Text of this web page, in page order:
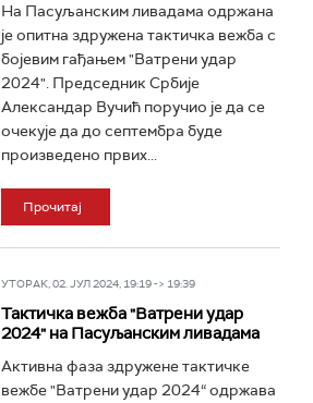
На Пасуљанским ливадама одржана
је опитна здружена тактичка вежба с
бојевим гађањем "Ватрени удар
2024". Председник Србије
Александар Вучић поручио је да се
очекује да до септембра буде
произведено првих...
Прочитај
УТОРАК, 02. ЈУЛ 2024, 19:19 -> 19:39
Тактичка вежба "Ватрени удар
2024" на Пасуљанским ливадама
Активна фаза здружене тактичке
вежбе "Ватрени удар 2024“ одржава